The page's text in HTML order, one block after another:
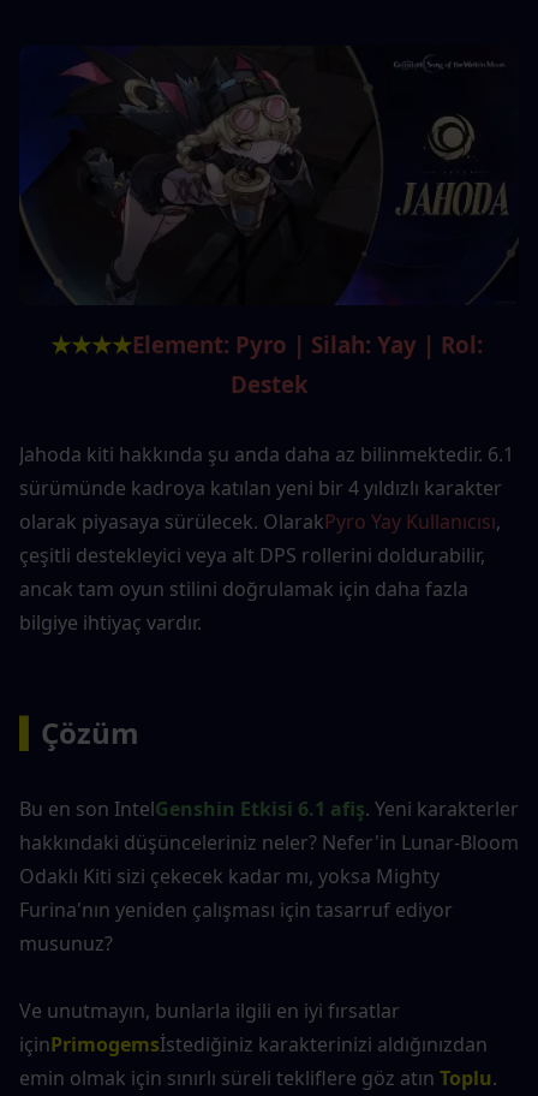
★★★★Element: Pyro | Silah: Yay | Rol:
Destek
Jahoda kiti hakkında şu anda daha az bilinmektedir. 6.1
sürümünde kadroya katılan yeni bir 4 yıldızlı karakter
olarak piyasaya sürülecek. OlarakPyro Yay Kullanıcısı,
çeşitli destekleyici veya alt DPS rollerini doldurabilir,
ancak tam oyun stilini doğrulamak için daha fazla
bilgiye ihtiyaç vardır.
Çözüm
Bu en son IntelGenshin Etkisi 6.1 afiş. Yeni karakterler
hakkındaki düşünceleriniz neler? Nefer'in Lunar-Bloom
Odaklı Kiti sizi çekecek kadar mı, yoksa Mighty
Furina'nın yeniden çalışması için tasarruf ediyor
musunuz?
Ve unutmayın, bunlarla ilgili en iyi fırsatlar
içinPrimogemsİstediğiniz karakterinizi aldığınızdan
emin olmak için sınırlı süreli tekliflere göz atın Toplu.